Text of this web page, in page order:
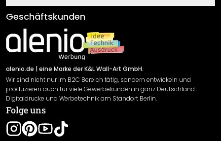
Klebe- und Montageanleitungen
Newsletter An-/Abmeldung
Sendungsverfolgung
AGB
Impressum
Versand & Zahlung
Rücksendung
Widerrufsrecht
Datenschutzerklärung
Gewährleistung
Leistungserklärung / CE-Zeichen
Geschäftskunden
alenio.de | eine Marke der K&L Wall-Art GmbH.
Wir sind nicht nur im B2C Bereich tätig, sondern entwickeln und
produzieren auch für viele Gewerbekunden in ganz Deutschland
Digitaldrucke und Werbetechnik am Standort Berlin.
Folge uns